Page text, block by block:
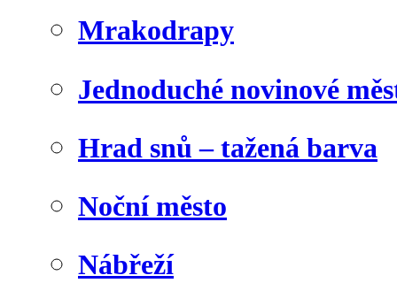
Mrakodrapy
Jednoduché novinové
Hrad snů – tažená barva
Noční město
Nábřeží